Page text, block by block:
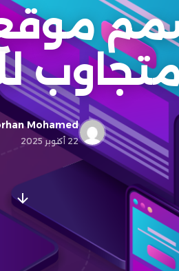
Mohamed
22 أكتوبر 2025